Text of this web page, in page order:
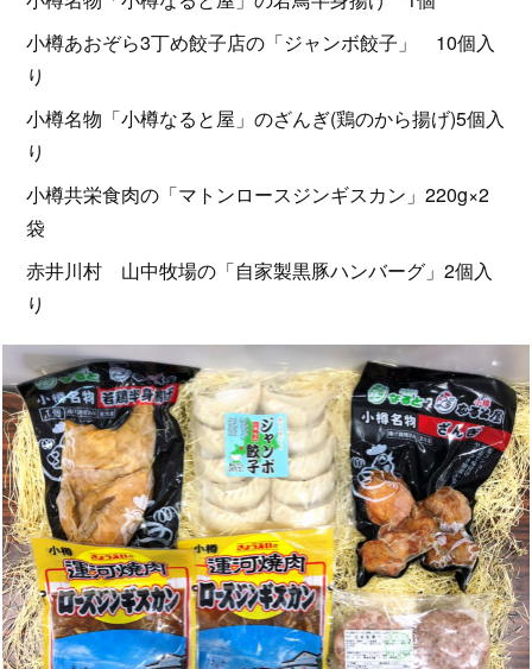
小樽あおぞら3丁め餃子店の「ジャンボ餃子」 10個入
り
小樽名物「小樽なると屋」のざんぎ(鶏のから揚げ)5個入
り
小樽共栄食肉の「マトンロースジンギスカン」220g×2
袋
赤井川村 山中牧場の「自家製黒豚ハンバーグ」2個入
り